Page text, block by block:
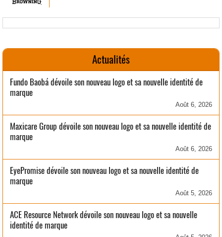
Actualités
Fundo Baobá dévoile son nouveau logo et sa nouvelle identité de
marque
Août 6, 2026
Maxicare Group dévoile son nouveau logo et sa nouvelle identité de
marque
Août 6, 2026
EyePromise dévoile son nouveau logo et sa nouvelle identité de
marque
Août 5, 2026
ACE Resource Network dévoile son nouveau logo et sa nouvelle
identité de marque